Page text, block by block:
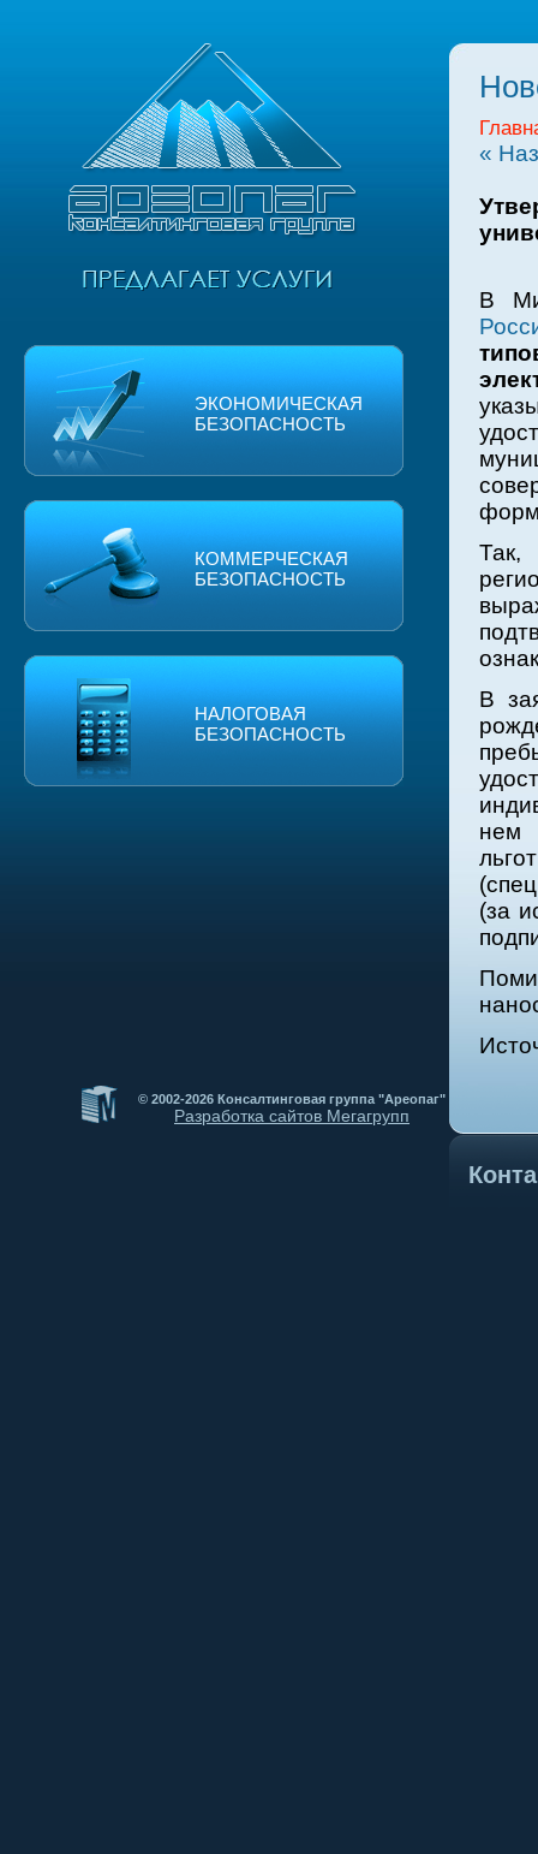
ЭКОНОМИЧЕСКАЯ
БЕЗОПАСНОСТЬ
КОММЕРЧЕСКАЯ
БЕЗОПАСНОСТЬ
НАЛОГОВАЯ
БЕЗОПАСНОСТЬ
«
В
Так,
В
нем
(за
© 2002-2026 Консалтинговая группа "Ареопаг"
Разработка сайтов Мегагрупп